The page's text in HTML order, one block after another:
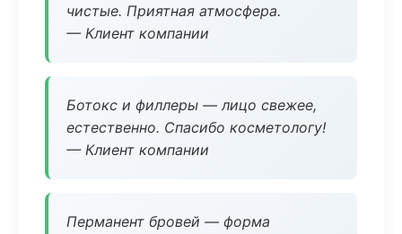
чистые. Приятная атмосфера.
— Клиент компании
Ботокс и филлеры — лицо свежее,
естественно. Спасибо косметологу!
— Клиент компании
Перманент бровей — форма